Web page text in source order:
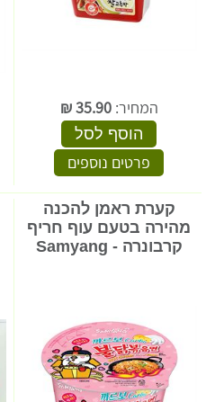
המחיר:35.90
₪
הוסף לסל
פרטים נוספים
קערת ראמן להכנה
מהירה בטעם עוף חריף
קרבונרה - Samyang